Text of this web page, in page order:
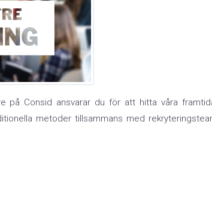
på Consid ansvarar du för att hitta våra
metoder tillsammans med